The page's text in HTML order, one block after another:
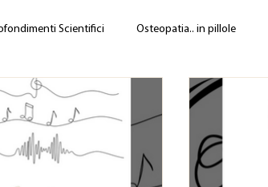
Scientifici Osteopatia.. in pillole